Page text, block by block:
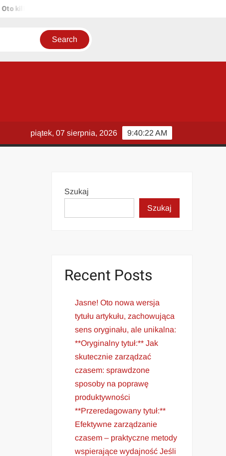
propozycji unikalnych tytułów zachowujących sens oryginału:
9:40:23 AM
piątek, 07 sierpnia, 2026
Szukaj
Szukaj
Recent Posts
Jasne! Oto nowa wersja
tytułu artykułu, zachowująca
sens oryginału, ale unikalna:
**Oryginalny tytuł:** Jak
skutecznie zarządzać
czasem: sprawdzone
sposoby na poprawę
produktywności
**Przeredagowany tytuł:**
Efektywne zarządzanie
czasem – praktyczne metody
wspierające wydajność Jeśli